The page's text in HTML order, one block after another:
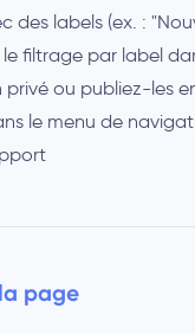
des labels (ex. :
filtrage par label
privé ou publiez-les
le menu de
page